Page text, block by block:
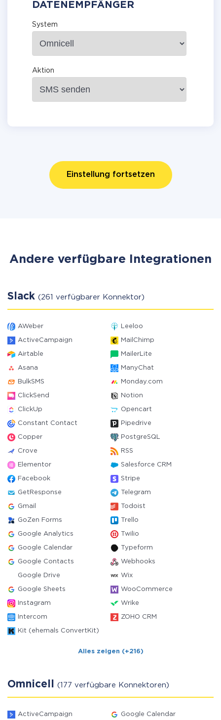
DATENEMPFÄNGER
System
Aktion
Einstellung fortsetzen
Andere verfügbare Integrationen
Slack (261 verfügbarer Konnektor)
AWeber Leeloo
ActiveCampaign MailChimp
Airtable MailerLite
Asana ManyChat
BulkSMS Monday.com
ClickSend Notion
ClickUp Opencart
Constant Contact Pipedrive
Copper PostgreSQL
Crove RSS
Elementor Salesforce CRM
Facebook Stripe
GetResponse Telegram
Gmail Todoist
GoZen Forms Trello
Google Analytics Twilio
Google Calendar Typeform
Google Contacts Webhooks
Google Drive Wix
Google Sheets WooCommerce
Instagram Wrike
Intercom ZOHO CRM
Kit (ehemals ConvertKit)
Alles zeigen (+216)
Omnicell (177 verfügbare Konnektoren)
ActiveCampaign Google Calendar